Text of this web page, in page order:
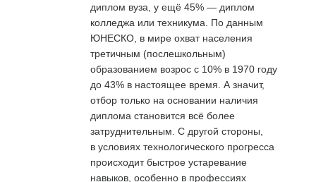
диплом вуза, у ещё 45% — диплом
колледжа или техникума. По данным
ЮНЕСКО, в мире охват населения
третичным (послешкольным)
образованием возрос с 10% в 1970 году
до 43% в настоящее время. А значит,
отбор только на основании наличия
диплома становится всё более
затруднительным. С другой стороны,
в условиях технологического прогресса
происходит быстрое устаревание
навыков, особенно в профессиях